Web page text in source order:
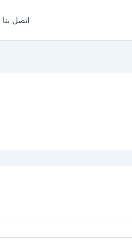
اتصل بنا